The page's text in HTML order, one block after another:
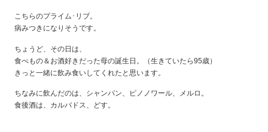
こちらのプライム･リブ。
病みつきになりそうです。
ちょうど、その日は、
食べもの＆お酒好きだった母の誕生日。（生きていたら95歳）
きっと一緒に飲み食いしてくれたと思います。
ちなみに飲んだのは、シャンパン、ピノノワール、メルロ。
食後酒は、カルバドス、どす。